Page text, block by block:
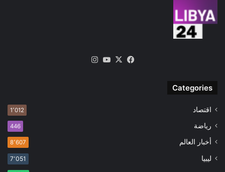
فيسبوك
‫X
‫YouTube
Categories
اقتصاد 1٬012
رياضة 446
أخبار العالم 8٬607
ليبيا 7٬051